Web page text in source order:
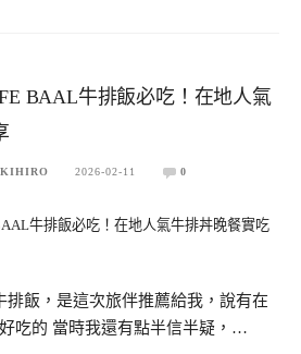
BAAL牛排飯必吃！在地人氣
2026-02-11 0
排飯，是這次旅伴推薦給我，說有在
吃的 當時我還有點半信半疑，…